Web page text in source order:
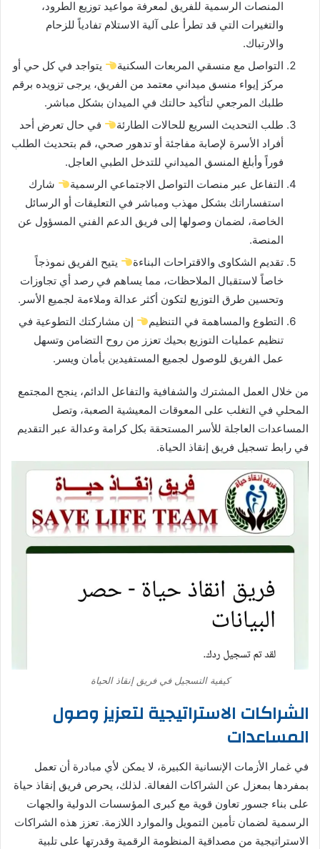
المنصات الرسمية للفريق لمعرفة مواعيد توزيع الطرود،
والتغيرات التي قد تطرأ على آلية الاستلام تفادياً للزحام
والارتباك.
التواصل مع منسقي المربعات السكنية
يتواجد في كل حي أو
مركز إيواء منسق ميداني معتمد من الفريق، يرجى تزويده برقم
طلبك المرجعي لتأكيد حالتك في الميدان بشكل مباشر.
طلب التحديث السريع للحالات الطارئة
في حال تعرض أحد
أفراد الأسرة لإصابة مفاجئة أو تدهور صحي، قم بتحديث الطلب
فوراً وأبلغ المنسق الميداني للتدخل الطبي العاجل.
التفاعل عبر منصات التواصل الاجتماعي الرسمية
شارك
استفساراتك بشكل مهذب ومباشر في التعليقات أو الرسائل
الخاصة، لضمان وصولها إلى فريق الدعم الفني المسؤول عن
المنصة.
تقديم الشكاوى والاقتراحات البناءة
يتيح الفريق نموذجاً
خاصاً لاستقبال الملاحظات، مما يساهم في رصد أي تجاوزات
وتحسين طرق التوزيع لتكون أكثر عدالة وملاءمة لجميع الأسر.
التطوع والمساهمة في التنظيم
إن مشاركتك التطوعية في
تنظيم عمليات التوزيع بحيك تعزز من روح التضامن وتسهل
عمل الفريق للوصول لجميع المستفيدين بأمان ويسر.
من خلال العمل المشترك والشفافية والتفاعل الدائم، ينجح المجتمع
المحلي في التغلب على المعوقات المعيشية الصعبة، وتصل
المساعدات العاجلة للأسر المستحقة بكل كرامة وعدالة عبر التقديم
في رابط تسجيل فريق إنقاذ الحياة.
كيفية التسجيل في فريق إنقاذ الحياة
الشراكات الاستراتيجية لتعزيز وصول
المساعدات
في غمار الأزمات الإنسانية الكبيرة، لا يمكن لأي مبادرة أن تعمل
بمفردها بمعزل عن الشراكات الفعالة. لذلك، يحرص فريق إنقاذ حياة
على بناء جسور تعاون قوية مع كبرى المؤسسات الدولية والجهات
الرسمية لضمان تأمين التمويل والموارد اللازمة. تعزز هذه الشراكات
الاستراتيجية من مصداقية المنظومة الرقمية وقدرتها على تلبية